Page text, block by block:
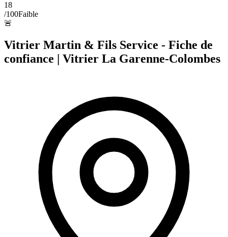
18
/100Faible
🚨
Vitrier Martin & Fils Service - Fiche de
confiance | Vitrier La Garenne-Colombes